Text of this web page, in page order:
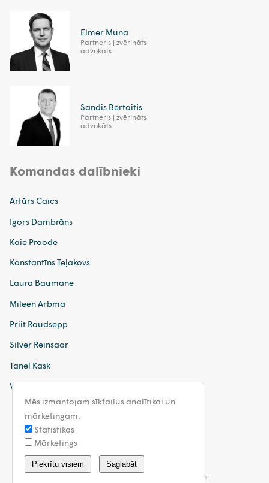
Elmer Muna
Partneris | zvērināts
advokāts
Sandis Bērtaitis
Partneris | zvērināts
advokāts
Komandas dalībnieki
Artūrs Caics
Igors Dambrāns
Kaie Proode
Konstantīns Teļakovs
Laura Baumane
Mileen Arbma
Priit Raudsepp
Silver Reinsaar
Tanel Kask
Vykintas Gutauskas
latvia@walless.com
Vispārīgie noteikumi
Mēs izmantojam sīkfailus analītikai un
mārketingam.
Statistikas
Mārketings
Piekrītu visiem Saglabāt